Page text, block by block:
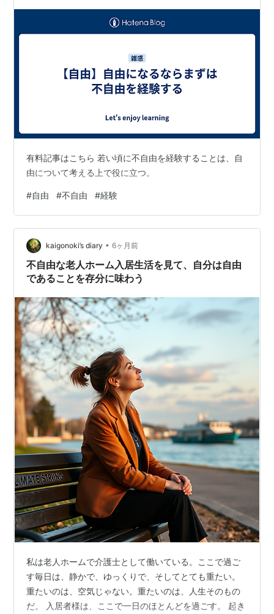
有料記事はこちら 若い頃に不自由を経験することは、自
由について考える上で役に立つ。
#自由 #不自由 #経験
kaigonoki’s diary • 6ヶ月前
不自由な老人ホーム入居生活を見て、自分は自由
であることを存分に味わう
私は老人ホームで介護士として働いている。ここで過ご
す毎日は、静かで、ゆっくりで、そしてとても重たい。
重たいのは、空気じゃない。重たいのは、人生そのもの
だ。 入居者様は、ここで一日のほとんどを過ごす。 起き